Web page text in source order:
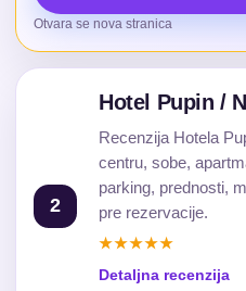
Otvara se nova stranica
2
Hotel Pupin /
Recenzija Hotela
centru, sobe,
parking, prednosti,
pre rezervacije.
★★★★★
Detaljna recenzija